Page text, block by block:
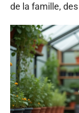
de la famille,